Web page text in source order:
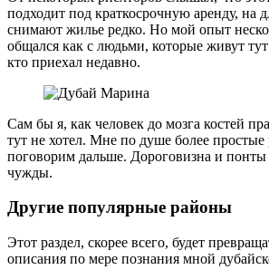
подходит под краткосрочную аренду, на
снимают жилье редко. Но мой опыт
общался как с людьми, которые живут
кто приехал недавно.
Сам бы я, как человек до мозга костей
тут не хотел. Мне по душе более
поговорим дальше. Дороговизна и
чужды.
Другие популярные районы
Этот раздел, скорее всего, будет
описания по мере познания мной